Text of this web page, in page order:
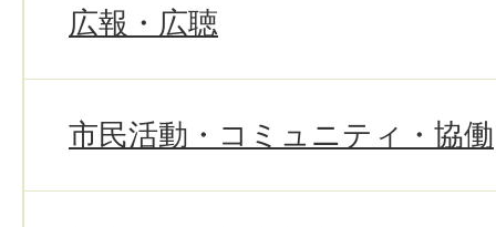
広報・広聴
市民活動・コミュニティ・協働